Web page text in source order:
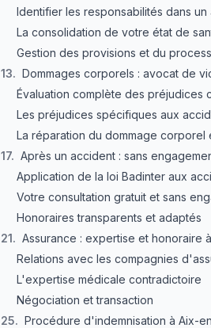
Identifier les responsabilités dans
La consolidation de votre état de
Gestion des provisions et du
13. Dommages corporels : avocat de
Évaluation complète des préjudices
Les préjudices spécifiques aux
La réparation du dommage corporel
17. Après un accident : sans
Application de la loi Badinter aux
Votre consultation gratuit et sans
Honoraires transparents et adaptés
21. Assurance : expertise et honoraire
Relations avec les compagnies
L'expertise médicale contradictoire
Négociation et transaction
25. Procédure d'indemnisation à Aix-